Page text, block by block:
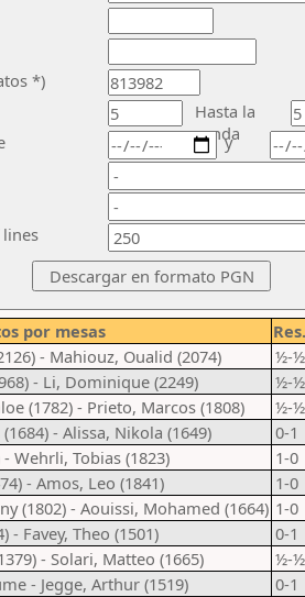
*)
Hasta la
ronda
y
por mesas
Res.
- Mahiouz, Oualid (2074)
½-½
- Li, Dominique (2249)
½-½
(1782) - Prieto, Marcos (1808)
½-½
- Alissa, Nikola (1649)
0-1
- Wehrli, Tobias (1823)
1-0
- Amos, Leo (1841)
1-0
(1802) - Aouissi, Mohamed (1664) 1-0
- Favey, Theo (1501)
0-1
- Solari, Matteo (1665)
½-½
- Jegge, Arthur (1519)
0-1